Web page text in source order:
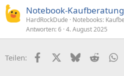
Notebook-
HardRockDude
Notebooks:
Antworten 6 4. August 2025
Teilen: FacebookX (Twitter)
BlueskyReddit